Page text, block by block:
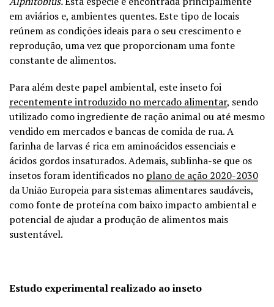
em aviários e, ambientes quentes. Este tipo de locais
reúnem as condições ideais para o seu crescimento e
reprodução, uma vez que proporcionam uma fonte
constante de alimentos.
Para além deste papel ambiental, este inseto foi
recentemente introduzido no mercado alimentar, sendo
utilizado como ingrediente de ração animal ou até mesmo
vendido em mercados e bancas de comida de rua. A
farinha de larvas é rica em aminoácidos essenciais e
ácidos gordos insaturados. Ademais, sublinha-se que os
insetos foram identificados no plano de ação 2020-2030
da União Europeia para sistemas alimentares saudáveis,
como fonte de proteína com baixo impacto ambiental e
potencial de ajudar a produção de alimentos mais
sustentável.
Estudo experimental realizado ao inseto